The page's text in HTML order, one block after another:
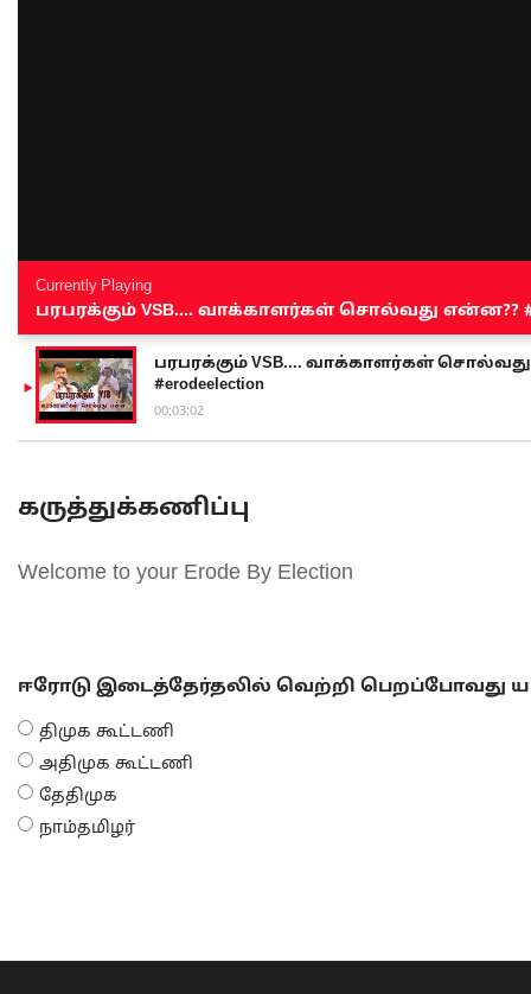
Currently Playing
பரபரக்கும் VSB.... வாக்காளர்கள் சொல்வது என்ன??
பரபரக்கும் VSB.... வாக்காளர்கள் சொல்வது
#erodeelection
00:03:02
கருத்துக்கணிப்பு
Welcome to your Erode By Election
ஈரோடு இடைத்தேர்தலில் வெற்றி பெறப்போவது
திமுக கூட்டணி
அதிமுக கூட்டணி
தேதிமுக
நாம்தமிழர்